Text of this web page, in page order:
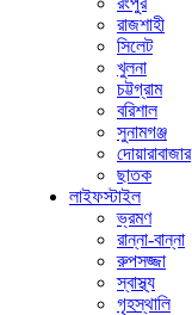
রাজশাহী
সিলেট
খুলনা
চট্টগ্রাম
বরিশাল
সুনামগঞ্জ
দোয়ারাবাজার
ছাতক
লাইফস্টাইল
ভ্রমণ
রান্না-বান্না
রুপসজ্জা
স্বাস্থ্য
গৃহস্থালি